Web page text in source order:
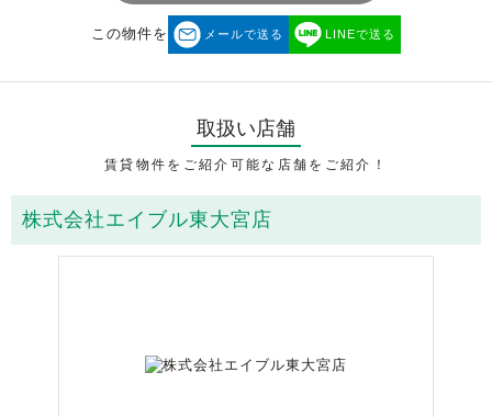
この物件を メールで送る LINEで送る
取扱い店舗
賃貸物件をご紹介可能な店舗をご紹介！
株式会社エイブル東大宮店